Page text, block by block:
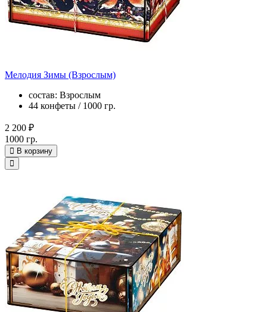
Мелодия Зимы (Взрослым)
состав: Взрослым
44 конфеты / 1000 гр.
2 200 ₽
1000 гр.
В корзину